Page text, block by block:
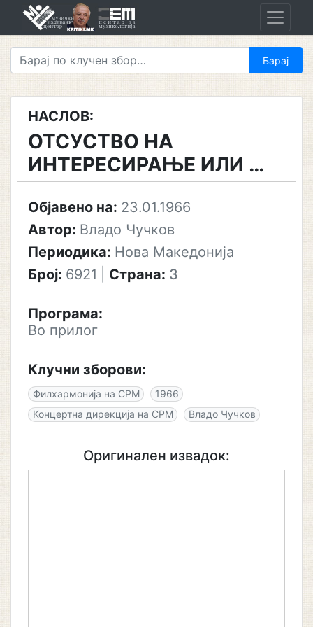
НАСЛОВ:
ОТСУСТВО НА
ИНТЕРЕСИРАЊЕ ИЛИ …
Објавено на: 23.01.1966
Автор: Владо Чучков
Периодика: Нова Македонија
Број: 6921 Страна: 3
Програма:
Во прилог
Клучни зборови:
Филхармонија на СРМ
1966
Концертна дирекција на СРМ
Владо Чучков
Оригинален извадок: